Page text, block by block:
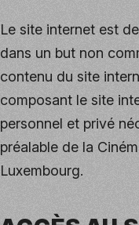
Le site internet est
dans un but non
contenu du site
composant le site
personnel et privé
préalable de la
Luxembourg.